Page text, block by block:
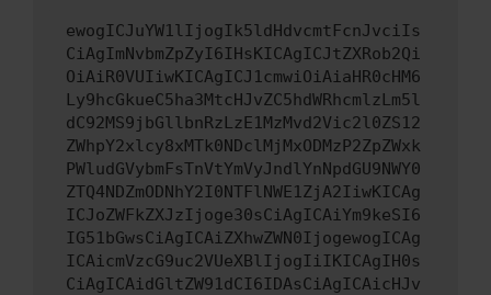
ewogICJuYW1lIjogIk5ldHdvcmtFcnJvciIs
CiAgImNvbmZpZyI6IHsKICAgICJtZXRob2Qi
OiAiR0VUIiwKICAgICJ1cmwiOiAiaHR0cHM6
Ly9hcGkueC5ha3MtcHJvZC5hdWRhcmlzLm5l
dC92MS9jbGllbnRzLzE1MzMvd2Vic2l0ZS12
ZWhpY2xlcy8xMTk0NDclMjMxODMzP2ZpZWxk
PWludGVybmFsTnVtYmVyJndlYnNpdGU9NWY0
ZTQ4NDZmODNhY2I0NTFlNWE1ZjA2IiwKICAg
ICJoZWFkZXJzIjoge30sCiAgICAiYm9keSI6
IG51bGwsCiAgICAiZXhwZWN0IjogewogICAg
ICAicmVzcG9uc2VUeXBlIjogIiIKICAgIH0s
CiAgICAidGltZW91dCI6IDAsCiAgICAicHJv